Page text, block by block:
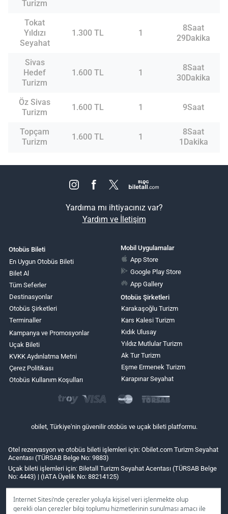
İnternet Sitesi’nde çerezler yoluyla kişisel veri işlenmekte olup
gerekli olan çerezler bilgi toplumu hizmetlerinin sunulması amacı ile
Turizm
Tokat
Yıldızı
Seyahat
1.300 TL 1
8Saat
29Dakika
Sivas
Hedef
Turizm
1.600 TL 1
8Saat
30Dakika
Öz Sivas
Turizm
1.600 TL 1 9Saat
Topçam
Turizm
1.600 TL 1
8Saat
1Dakika
Yardıma mı ihtiyacınız var?
Yardım ve İletişim
Otobüs Bileti
En Uygun Otobüs Bileti
Bilet Al
Tüm Seferler
Destinasyonlar
Otobüs Şirketleri
Terminaller
Kampanya ve Promosyonlar
Uçak Bileti
KVKK Aydınlatma Metni
Çerez Politikası
Otobüs Kullanım Koşulları
Mobil Uygulamalar
App Store
Google Play Store
App Gallery
Otobüs Şirketleri
Karakaşoğlu Turizm
Kars Kalesi Turizm
Kıdık Ulusay
Yıldız Mutlular Turizm
Ak Tur Turizm
Eşme Ermenek Turizm
Karapınar Seyahat
obilet, Türkiye'nin güvenilir otobüs ve uçak bileti platformu.
Otel rezervasyon ve otobüs bileti işlemleri için: Obilet.com Turizm Seyahat
Acentası (TÜRSAB Belge No: 9883)
Uçak bileti işlemleri için: Biletall Turizm Seyahat Acentası (TÜRSAB Belge
No: 4443) | (IATA Üyelik No: 88214125)